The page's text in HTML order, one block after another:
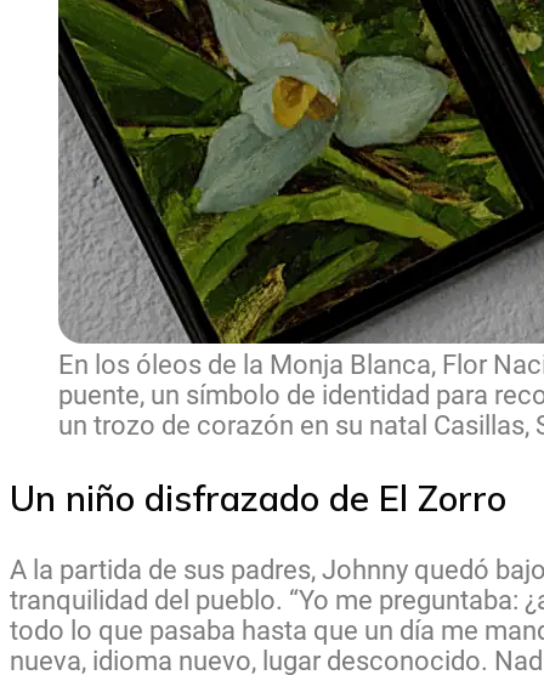
En los óleos de la Monja Blanca, Flor
puente, un símbolo de identidad para
un trozo de corazón en su natal
Un niño disfrazado de El Zorro
A la partida de sus padres, Johnny quedó
tranquilidad del pueblo. “Yo me preguntaba:
todo lo que pasaba hasta que un día me
nueva, idioma nuevo, lugar desconocido.